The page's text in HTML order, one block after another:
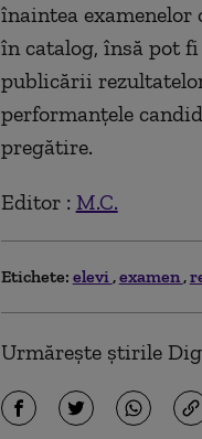
înaintea examenelor
în catalog, însă pot
publicării
performanțele
pregătire.
Editor : M.C.
Etichete: elevi examen
Urmărește știrile